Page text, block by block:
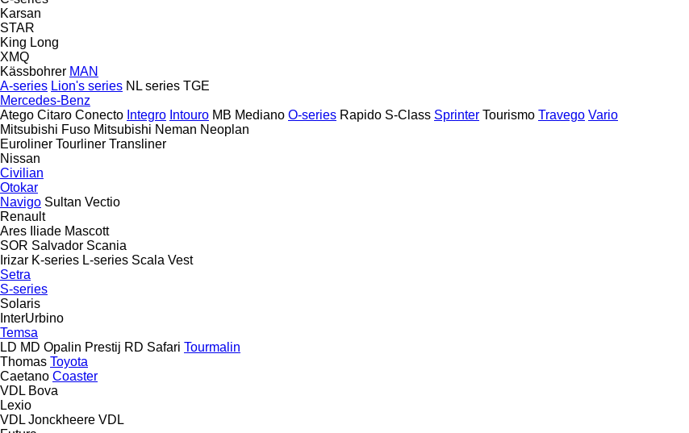
Karsan
STAR
King Long
XMQ
Kässbohrer MAN
A-series Lion's series NL series TGE
Mercedes-Benz
Atego Citaro Conecto Integro Intouro MB Mediano O-series Rapido S-Class Sprinter Tourismo Travego Vario
Mitsubishi Fuso Mitsubishi Neman Neoplan
Euroliner Tourliner Transliner
Nissan
Civilian
Otokar
Navigo Sultan Vectio
Renault
Ares
Iliade Mascott
SOR Salvador Scania
Irizar K-series L-series Scala Vest
Setra
S-series
Solaris
InterUrbino
Temsa
LD MD Opalin Prestij RD Safari Tourmalin
Thomas Toyota
Caetano Coaster
VDL Bova
Lexio
VDL Jonckheere VDL